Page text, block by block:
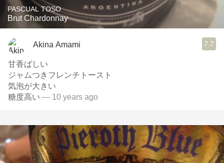
PASCUAL TOSO
Brut Chardonnay
Akina Amami 7.7
甘香ばしい
ジャムつきフレンチトースト
気泡が大きい
糖度高い — 10 years ago